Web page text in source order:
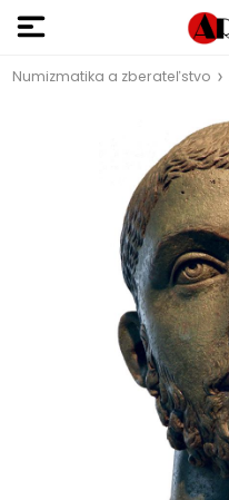
Numizmatika a zberateľstvo